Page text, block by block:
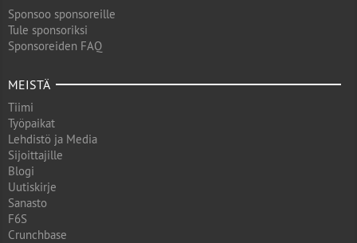
Sponsoo sponsoreille
Tule sponsoriksi
Sponsoreiden FAQ
MEISTÄ
Tiimi
Työpaikat
Lehdistö ja Media
Sijoittajille
Blogi
Uutiskirje
Sanasto
F6S
Crunchbase